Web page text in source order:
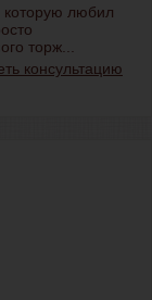
которую любил
торж...
консультацию